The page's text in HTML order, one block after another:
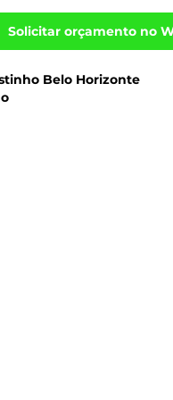
Solicitar orçamento no
Belo Horizonte